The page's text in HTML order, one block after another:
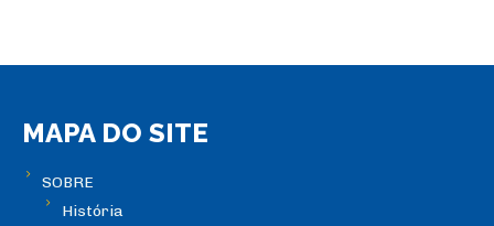
MAPA DO SITE
SOBRE
História